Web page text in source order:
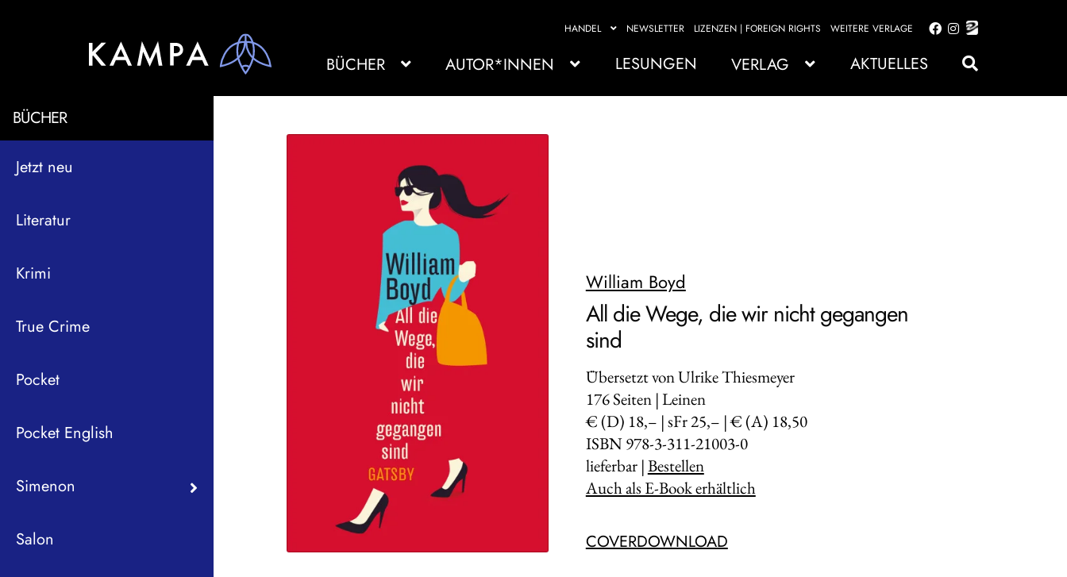
HANDEL NEWSLETTER LIZENZEN | FOREIGN RIGHTS WEITERE VERLAGE
Zur
springen
Zum
springen
BÜCHER AUTOR*INNEN LESUNGEN VERLAG AKTUELLES
BÜCHER
Jetzt neu
Literatur
Krimi
True Crime
Pocket
Pocket English
Simenon
Salon
William Boyd
All die Wege, die wir nicht gegangen
sind
Übersetzt von Ulrike Thiesmeyer
176Seiten | Leinen
€ (D) 18,– | sFr 25,– | € (A) 18,50
ISBN 978-3-311-21003-0
lieferbar |Bestellen
Auch als E-Book erhältlich
COVERDOWNLOAD